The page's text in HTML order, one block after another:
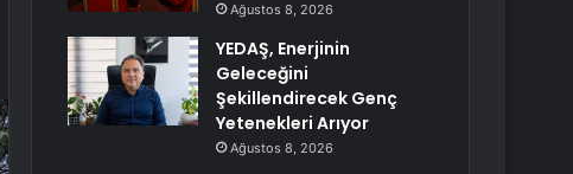
Ağustos 8, 2026
YEDAŞ, Enerjinin
Geleceğini
Şekillendirecek Genç
Yetenekleri Arıyor
Ağustos 8, 2026